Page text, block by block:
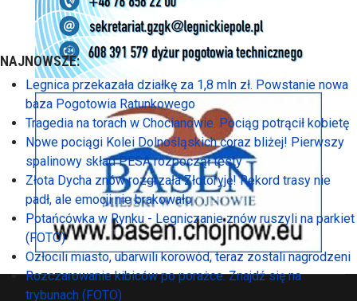
NAJNOWSZE:
Legnica przekazała działkę za 1,8 mln zł. Powstanie nowa
baza Pogotowia Ratunkowego
Tragedia na torach w Chocianowie. Pociąg potrącił kobietę
Nowe pociągi Kolei Dolnośląskich coraz bliżej! Pierwszy
spalinowy skład PESA rozpoczął testy
Złota Dycha znów rozgrzała Złotoryję! Rekord trasy nie
padł, ale emocji nie brakowało
Potańcówka w Rynku - Legniczanie znów ruszyli na parkiet
(FOTO)
Ozłocili miasto, ubarwili korowód, teraz zostali nagrodzeni
Rozczarowanie kibiców po porażce. Znajdź się na
trybunach (FOTO)